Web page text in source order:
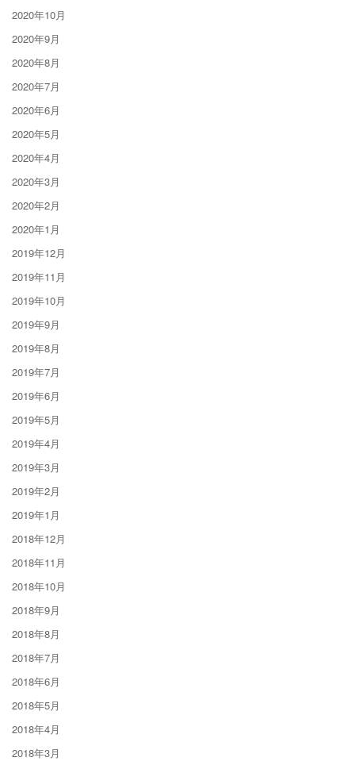
2020年10月
2020年9月
2020年8月
2020年7月
2020年6月
2020年5月
2020年4月
2020年3月
2020年2月
2020年1月
2019年12月
2019年11月
2019年10月
2019年9月
2019年8月
2019年7月
2019年6月
2019年5月
2019年4月
2019年3月
2019年2月
2019年1月
2018年12月
2018年11月
2018年10月
2018年9月
2018年8月
2018年7月
2018年6月
2018年5月
2018年4月
2018年3月